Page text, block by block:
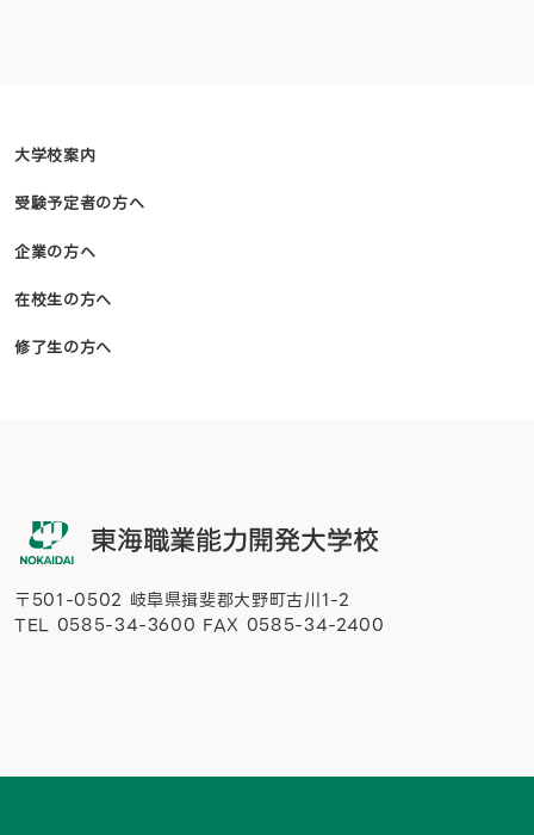
大学校案内
受験予定者の方へ
企業の方へ
在校生の方へ
修了生の方へ
〒501-0502 岐阜県揖斐郡大野町古川1-2
TEL 0585-34-3600 FAX 0585-34-2400